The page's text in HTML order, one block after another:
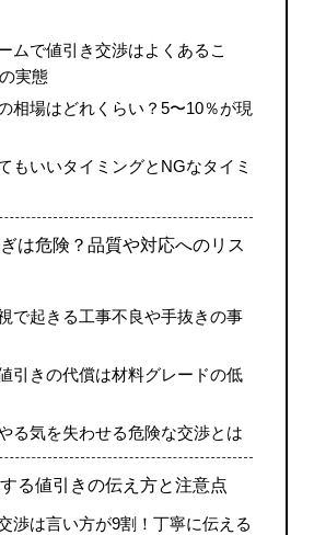
ムで値引き交渉はよくあるこ
実態
相場はどれくらい？5〜10％が現
もいいタイミングとNGなタイミ
は危険？品質や対応へのリス
で起きる工事不良や手抜きの事
引きの代償は材料グレードの低
る気を失わせる危険な交渉とは
る値引きの伝え方と注意点
渉は言い方が9割！丁寧に伝える